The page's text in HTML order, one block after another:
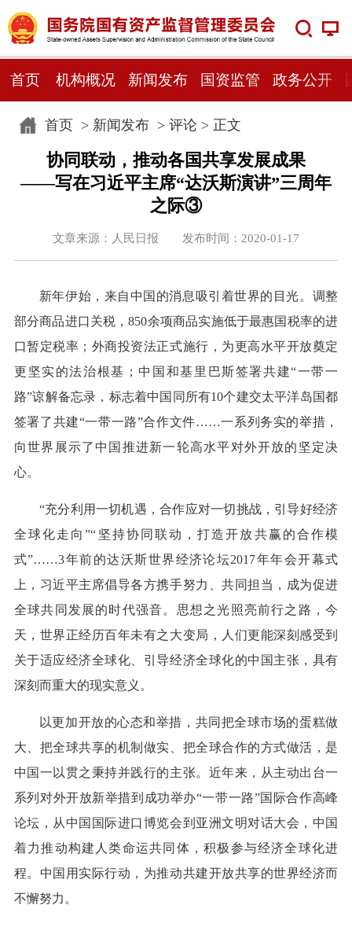
首页 机构概况 新闻发布 国资监管 政务公开
首页> 新闻发布> 评论 > 正文
协同联动，推动各国共享发展成果
——写在习近平主席“达沃斯演讲”三周年
之际③
文章来源：人民日报 发布时间：2020-01-17
新年伊始，来自中国的消息吸引着世界的目光。调整
部分商品进口关税，850余项商品实施低于最惠国税率的进
口暂定税率；外商投资法正式施行，为更高水平开放奠定
更坚实的法治根基；中国和基里巴斯签署共建“一带一
路”谅解备忘录，标志着中国同所有10个建交太平洋岛国都
签署了共建“一带一路”合作文件……一系列务实的举措，
向世界展示了中国推进新一轮高水平对外开放的坚定决
心。
“充分利用一切机遇，合作应对一切挑战，引导好经济
全球化走向”“坚持协同联动，打造开放共赢的合作模
式”……3年前的达沃斯世界经济论坛2017年年会开幕式
上，习近平主席倡导各方携手努力、共同担当，成为促进
全球共同发展的时代强音。思想之光照亮前行之路，今
天，世界正经历百年未有之大变局，人们更能深刻感受到
关于适应经济全球化、引导经济全球化的中国主张，具有
深刻而重大的现实意义。
以更加开放的心态和举措，共同把全球市场的蛋糕做
大、把全球共享的机制做实、把全球合作的方式做活，是
中国一以贯之秉持并践行的主张。近年来，从主动出台一
系列对外开放新举措到成功举办“一带一路”国际合作高峰
论坛，从中国国际进口博览会到亚洲文明对话大会，中国
着力推动构建人类命运共同体，积极参与经济全球化进
程。中国用实际行动，为推动共建开放共享的世界经济而
不懈努力。